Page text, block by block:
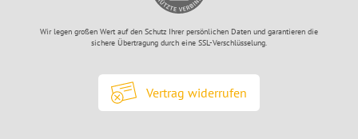
Wir legen großen Wert auf den Schutz Ihrer persönlichen Daten und garantieren die
sichere Übertragung durch eine SSL-Verschlüsselung.
Vertrag widerrufen